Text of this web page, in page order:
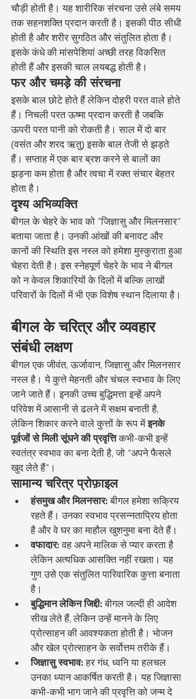
चौड़ी होती है। यह शारीरिक संरचना उसे लंबे समय
तक सहनशक्ति प्रदान करती है। इसकी पीठ सीधी
होती है और शरीर सुगठित और संतुलित होता है।
इसके कंधे की मांसपेशियां अच्छी तरह विकसित
होती हैं और इसकी चाल लयबद्ध होती है।
फर और चमड़े की संरचना
इसके बाल छोटे होते हैं लेकिन दोहरी परत वाले होते
हैं। निचली परत ऊष्मा प्रदान करती है जबकि
ऊपरी परत पानी को रोकती है। साल में दो बार
(वसंत और शरद ऋतु) इसके बाल तेजी से झड़ते
हैं। सप्ताह में एक बार ब्रश करने से बालों का
झड़ना कम होता है और त्वचा में रक्त संचार बेहतर
होता है।
दृश्य अभिव्यक्ति
बीगल के चेहरे के भाव को "जिज्ञासु और मिलनसार"
बताया जाता है। उनकी आंखों की बनावट और
कानों की स्थिति इस नस्ल को हमेशा मुस्कुराता हुआ
चेहरा देती है। इस स्नेहपूर्ण चेहरे के भाव ने बीगल
को न केवल शिकारियों के दिलों में बल्कि लाखों
परिवारों के दिलों में भी एक विशेष स्थान दिलाया है।
बीगल के चरित्र और व्यवहार
संबंधी लक्षण
बीगल एक जीवंत, ऊर्जावान, जिज्ञासु और मिलनसार
नस्ल है। ये कुत्ते मेहनती और चंचल स्वभाव के लिए
जाने जाते हैं। इनकी उच्च बुद्धिमत्ता इन्हें अपने
परिवेश में आसानी से ढलने में सक्षम बनाती है,
लेकिन शिकार करने वाले कुत्तों के रूप में इनके
पूर्वजों से मिली सूंघने की प्रवृत्ति कभी-कभी इन्हें
स्वतंत्र स्वभाव का बना देती है, जो "अपने फैसले
खुद लेते हैं"।
सामान्य चरित्र प्रोफ़ाइल
हंसमुख और मिलनसार: बीगल हमेशा सक्रिय
रहते हैं। उनका स्वभाव प्रसन्नताप्रिय होता
है और वे घर का माहौल खुशनुमा बना देते हैं।
वफादार: वह अपने मालिक से प्यार करता है
लेकिन अत्यधिक आसक्ति नहीं रखता। यह
गुण उसे एक संतुलित पारिवारिक कुत्ता बनाता
है।
बुद्धिमान लेकिन जिद्दी: बीगल जल्दी ही आदेश
सीख लेते हैं, लेकिन उन्हें मानने के लिए
प्रोत्साहन की आवश्यकता होती है। भोजन
और खेल प्रोत्साहन के सर्वोत्तम तरीके हैं।
जिज्ञासु स्वभाव: हर गंध, ध्वनि या हलचल
उनका ध्यान आकर्षित करती है। यह जिज्ञासा
कभी-कभी भाग जाने की प्रवृत्ति को जन्म दे